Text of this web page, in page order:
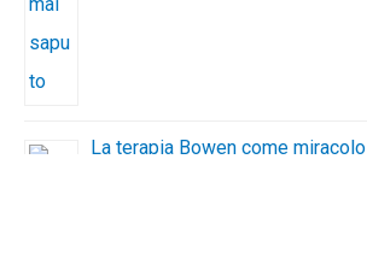
La terapia Bowen come